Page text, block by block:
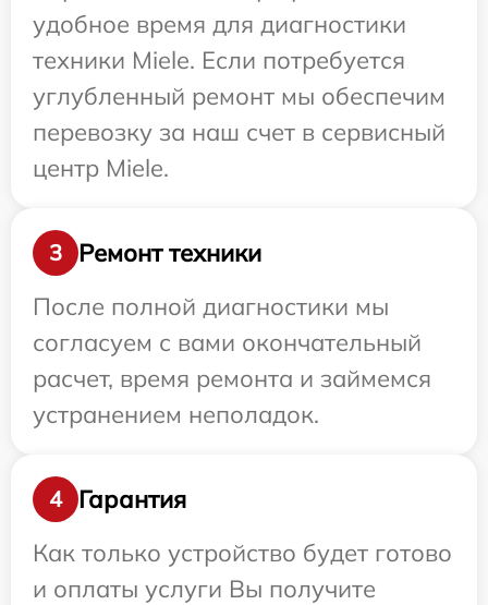
удобное время для диагностики
техники Miele. Если потребуется
углубленный ремонт мы обеспечим
перевозку за наш счет в сервисный
центр Miele.
3
Ремонт техники
После полной диагностики мы
согласуем с вами окончательный
расчет, время ремонта и займемся
устранением неполадок.
4
Гарантия
Как только устройство будет готово
и оплаты услуги Вы получите